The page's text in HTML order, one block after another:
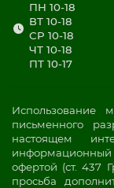
ПН 10-18
ВТ 10-18
СР 10-18
ЧТ 10-18
ПТ 10-17
Использование
письменного
настоящем
офертой (ст. 437
просьба